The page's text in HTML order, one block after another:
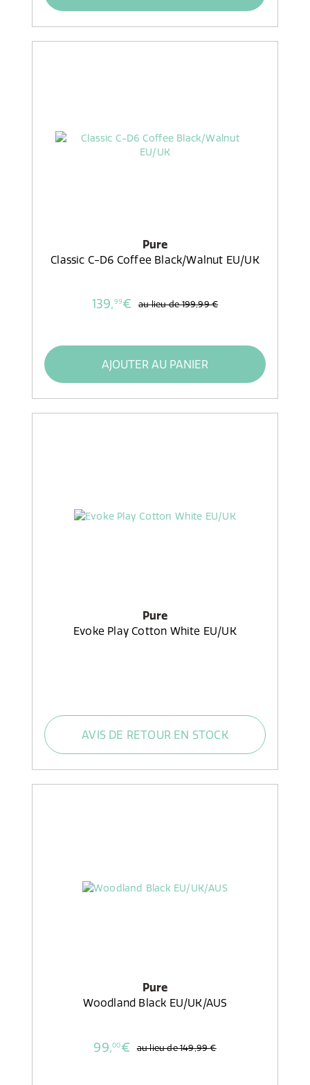
Pure
Classic C-D6 Coffee Black/Walnut EU/UK
139,99€ au lieu de199,99 €
AJOUTER AU PANIER
Pure
Evoke Play Cotton White EU/UK
AVIS DE RETOUR EN STOCK
Pure
Woodland Black EU/UK/AUS
99,00€ au lieu de149,99 €